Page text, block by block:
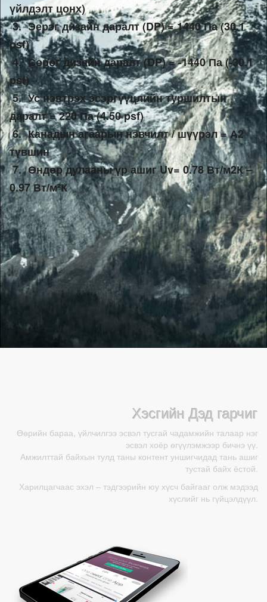
үйлдэлт цонх)
3. Эерэг дизайн даралт (DP) = 1440 Па (30.1
psf)
4. Сөрөг дизайн даралт (DP) = -1440 Па (-30.1
psf)
5. Ус нэвтрэх эсэргүүцлийн туршилтын
даралт = 220 Па (4.50 psf)
6. Канадын агаарын нэвчилт / шүүрэл = А2
түвшин
7. Өндөр дулааны үр ашиг Uv= 0.78 Вт/м2К –
0.97 Вт/м²К
Хэсгийн Дэд гарчиг
Өөрийн бараа, үйлчилгээ эсвэл тусгай чадамжийн талаар нэг
эсвэл хоёр өгүүлэмжээр бичнэ үү.
Амжилттай байхын тулд таны контент уншигчидад тань ашиг
тустай байх ёстой.
Харилцагчаас эхэл – тэдгээрийн юу хүсч байгааг олж мэдээд
хүслийг нь гүйцэлдүүл.